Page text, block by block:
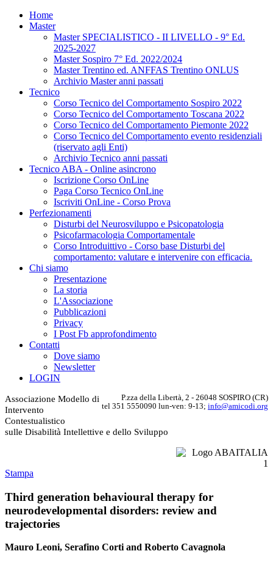
Home
Master
Master SPECIALISTICO - II LIVELLO - 9° Ed.
2025-2027
Master Sospiro 7° Ed. 2022/2024
Master Trentino ed. ANFFAS Trentino ONLUS
Archivio Master anni passati
Tecnico
Corso Tecnico del Comportamento Sospiro 2022
Corso Tecnico del Comportamento Toscana 2022
Corso Tecnico del Comportamento Piemonte 2022
Corso Tecnico del Comportamento evento residenziali
(riservato agli Enti)
Archivio Tecnico anni passati
Tecnico ABA - Online asincrono
Iscrizione Corso OnLine
Paga Corso Tecnico OnLine
Iscriviti OnLine - Corso Prova
Perfezionamenti
Disturbi del Neurosviluppo e Psicopatologia
Psicofarmacologia Comportamentale
Corso Introduittivo - Corso base Disturbi del
comportamento: valutare e intervenire con efficacia.
Chi siamo
Presentazione
La storia
L'Associazione
Pubblicazioni
Privacy
I Post Fb approfondimento
Contatti
Dove siamo
Newsletter
LOGIN
P.zza della Libertà, 2 - 26048 SOSPIRO (CR)
tel 351 5550090 lun-ven: 9-13; info@amicodi.org
Associazione Modello di
Intervento
Contestualistico
sulle Disabilità Intellettive e dello Sviluppo
Stampa
Third generation behavioural therapy for
neurodevelopmental disorders: review and
trajectories
Mauro Leoni, Serafino Corti and Roberto Cavagnola